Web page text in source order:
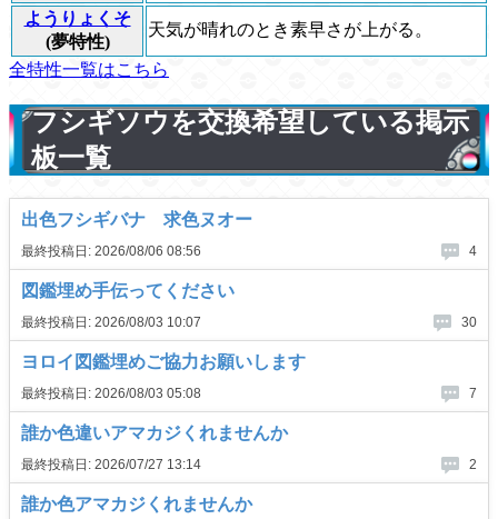
ようりょくそ
(夢特性)
天気が晴れのとき素早さが上がる。
全特性一覧はこちら
フシギソウを交換希望している掲示
板一覧